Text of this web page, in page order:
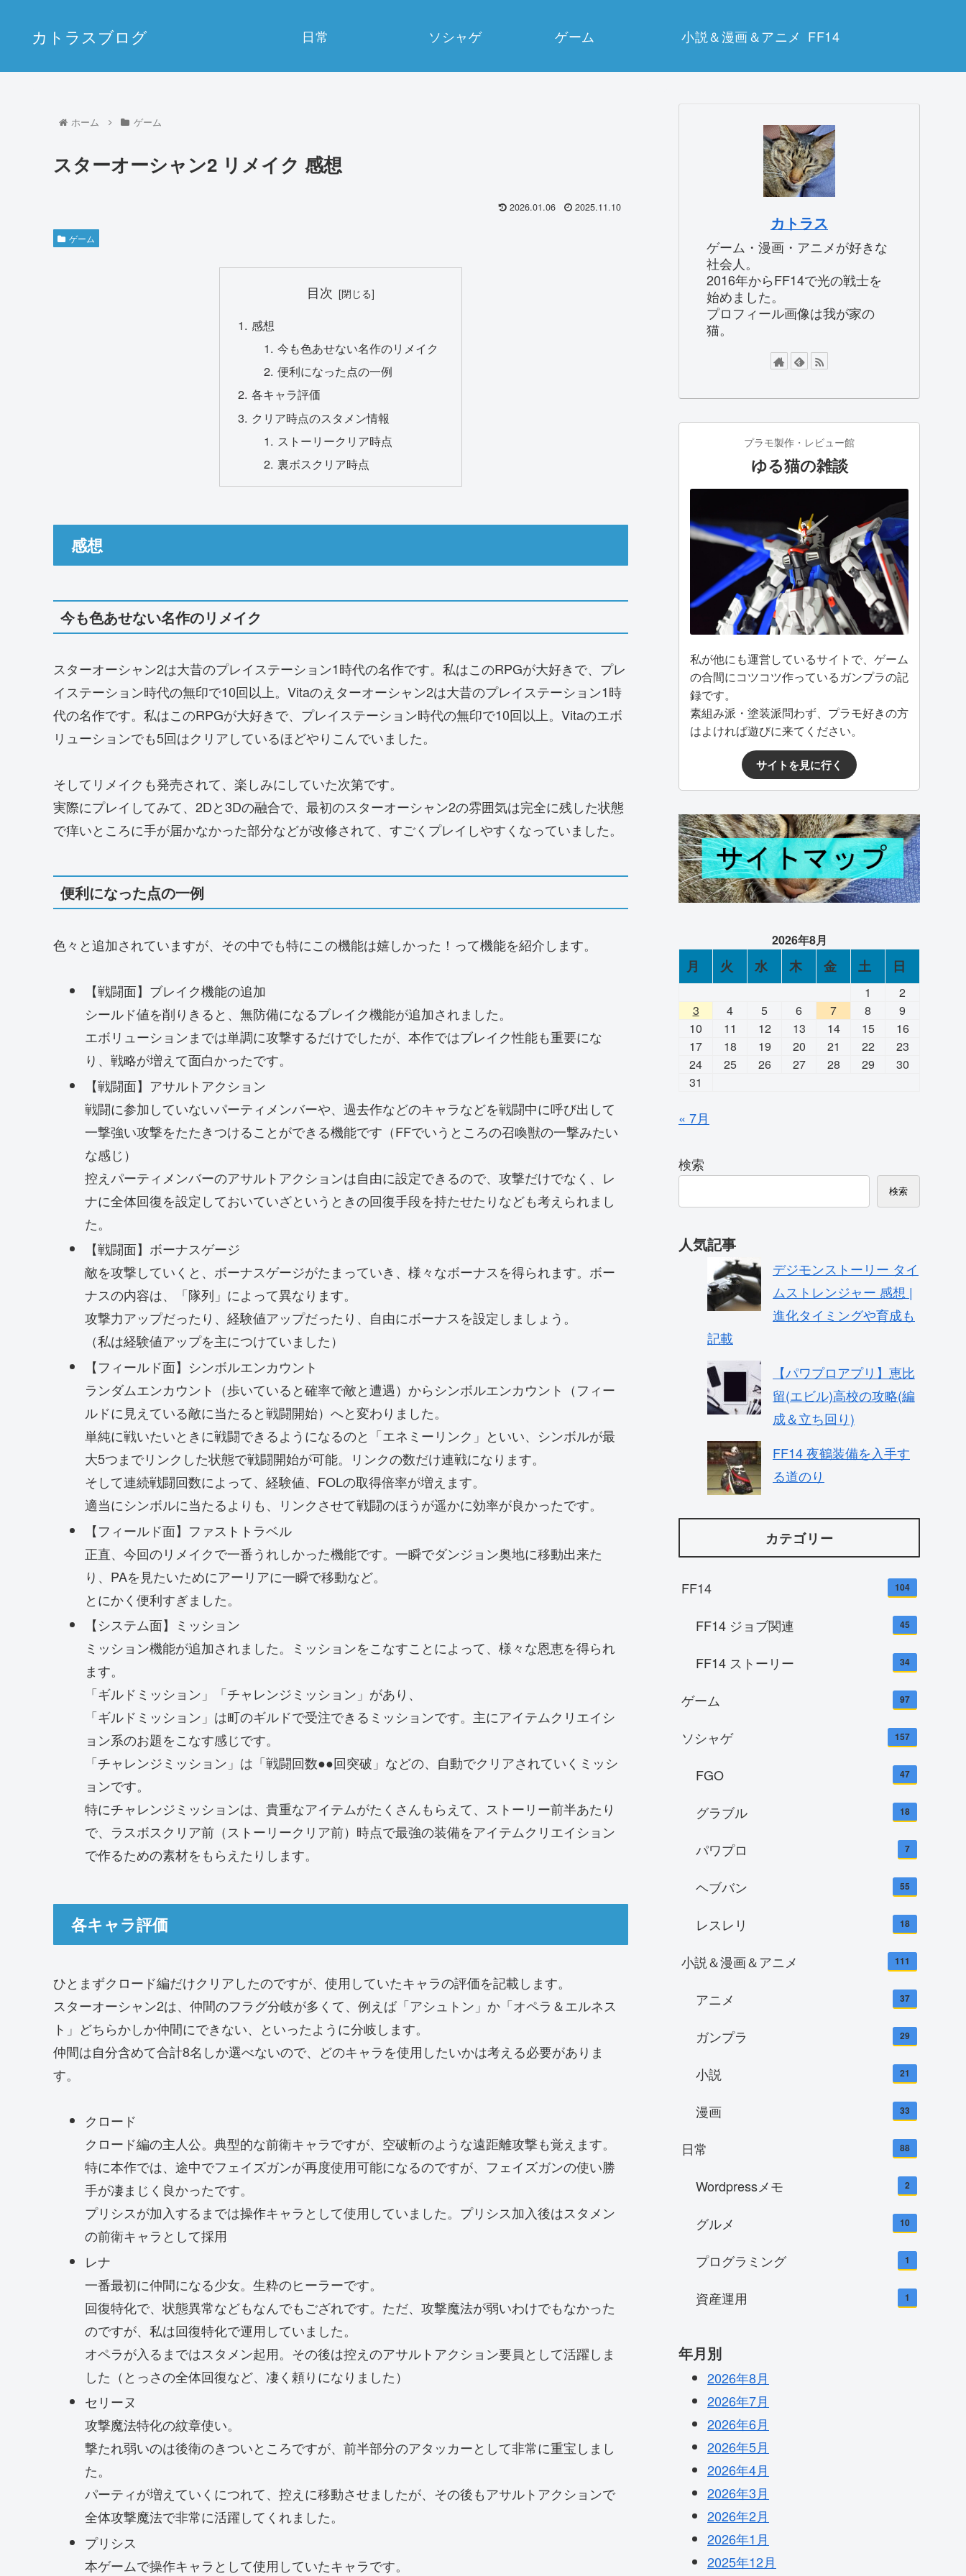
カトラスブログ 日常 ソシャゲ ゲーム 小説＆漫画＆アニメ FF14
ホーム ゲーム
スターオーシャン2 リメイク 感想
2026.01.06 2025.11.10
ゲーム
目次
感想
今も色あせない名作のリメイク
便利になった点の一例
各キャラ評価
クリア時点のスタメン情報
ストーリークリア時点
裏ボスクリア時点
感想
今も色あせない名作のリメイク
スターオーシャン2は大昔のプレイステーション1時代の名作です。私はこのRPGが大好きで、プレ
イステーション時代の無印で10回以上。Vitaのえターオーシャン2は大昔のプレイステーション1時
代の名作です。私はこのRPGが大好きで、プレイステーション時代の無印で10回以上。Vitaのエボ
リューションでも5回はクリアしているほどやりこんでいました。
そしてリメイクも発売されて、楽しみにしていた次第です。
実際にプレイしてみて、2Dと3Dの融合で、最初のスターオーシャン2の雰囲気は完全に残した状態
で痒いところに手が届かなかった部分などが改修されて、すごくプレイしやすくなっていました。
便利になった点の一例
色々と追加されていますが、その中でも特にこの機能は嬉しかった！って機能を紹介します。
【戦闘面】ブレイク機能の追加
シールド値を削りきると、無防備になるブレイク機能が追加されました。
エボリューションまでは単調に攻撃するだけでしたが、本作ではブレイク性能も重要にな
り、戦略が増えて面白かったです。
【戦闘面】アサルトアクション
戦闘に参加していないパーティメンバーや、過去作などのキャラなどを戦闘中に呼び出して
一撃強い攻撃をたたきつけることができる機能です（FFでいうところの召喚獣の一撃みたい
な感じ）
控えパーティメンバーのアサルトアクションは自由に設定できるので、攻撃だけでなく、レ
ナに全体回復を設定しておいていざというときの回復手段を持たせたりなども考えられまし
た。
【戦闘面】ボーナスゲージ
敵を攻撃していくと、ボーナスゲージがたまっていき、様々なボーナスを得られます。ボー
ナスの内容は、「隊列」によって異なります。
攻撃力アップだったり、経験値アップだったり、自由にボーナスを設定しましょう。
（私は経験値アップを主につけていました）
【フィールド面】シンボルエンカウント
ランダムエンカウント（歩いていると確率で敵と遭遇）からシンボルエンカウント（フィー
ルドに見えている敵に当たると戦闘開始）へと変わりました。
単純に戦いたいときに戦闘できるようになるのと「エネミーリンク」といい、シンボルが最
大5つまでリンクした状態で戦闘開始が可能。リンクの数だけ連戦になります。
そして連続戦闘回数によって、経験値、FOLの取得倍率が増えます。
適当にシンボルに当たるよりも、リンクさせて戦闘のほうが遥かに効率が良かったです。
【フィールド面】ファストトラベル
正直、今回のリメイクで一番うれしかった機能です。一瞬でダンジョン奥地に移動出来た
り、PAを見たいためにアーリアに一瞬で移動など。
とにかく便利すぎました。
【システム面】ミッション
ミッション機能が追加されました。ミッションをこなすことによって、様々な恩恵を得られ
ます。
「ギルドミッション」「チャレンジミッション」があり、
「ギルドミッション」は町のギルドで受注できるミッションです。主にアイテムクリエイシ
ョン系のお題をこなす感じです。
「チャレンジミッション」は「戦闘回数●●回突破」などの、自動でクリアされていくミッシ
ョンです。
特にチャレンジミッションは、貴重なアイテムがたくさんもらえて、ストーリー前半あたり
で、ラスボスクリア前（ストーリークリア前）時点で最強の装備をアイテムクリエイション
で作るための素材をもらえたりします。
各キャラ評価
ひとまずクロード編だけクリアしたのですが、使用していたキャラの評価を記載します。
スターオーシャン2は、仲間のフラグ分岐が多くて、例えば「アシュトン」か「オペラ＆エルネス
ト」どちらかしか仲間にできない、といったように分岐します。
仲間は自分含めて合計8名しか選べないので、どのキャラを使用したいかは考える必要がありま
す。
クロード
クロード編の主人公。典型的な前衛キャラですが、空破斬のような遠距離攻撃も覚えます。
特に本作では、途中でフェイズガンが再度使用可能になるのですが、フェイズガンの使い勝
手が凄まじく良かったです。
プリシスが加入するまでは操作キャラとして使用していました。プリシス加入後はスタメン
の前衛キャラとして採用
レナ
一番最初に仲間になる少女。生粋のヒーラーです。
回復特化で、状態異常などもなんでもござれです。ただ、攻撃魔法が弱いわけでもなかった
のですが、私は回復特化で運用していました。
オペラが入るまではスタメン起用。その後は控えのアサルトアクション要員として活躍しま
した（とっさの全体回復など、凄く頼りになりました）
セリーヌ
攻撃魔法特化の紋章使い。
撃たれ弱いのは後衛のきついところですが、前半部分のアタッカーとして非常に重宝しまし
た。
パーティが増えていくにつれて、控えに移動させましたが、その後もアサルトアクションで
全体攻撃魔法で非常に活躍してくれました。
プリシス
本ゲームで操作キャラとして使用していたキャラです。
カトラス
ゲーム・漫画・アニメが好きな
社会人。
2016年からFF14で光の戦士を
始めました。
プロフィール画像は我が家の
猫。
プラモ製作・レビュー館
ゆる猫の雑談
私が他にも運営しているサイトで、ゲーム
の合間にコツコツ作っているガンプラの記
録です。
素組み派・塗装派問わず、プラモ好きの方
はよければ遊びに来てください。
サイトを見に行く
2026年8月
月 火 水 木 金 土 日
1
2
3
4 5 6 7 8
9
10
11 12 13 14 15
16
17
18 19 20 21 22
23
24
25 26 27 28 29
30
31
« 7月
検索
検索
人気記事
デジモンストーリー タイ
ムストレンジャー 感想 |
進化タイミングや育成も
記載
【パワプロアプリ】恵比
留(エビル)高校の攻略(編
成＆立ち回り)
FF14 夜鶴装備を入手す
る道のり
カテゴリー
FF14 104
FF14 ジョブ関連 45
FF14 ストーリー 34
ゲーム 97
ソシャゲ 157
FGO 47
グラブル 18
パワプロ 7
ヘブバン 55
レスレリ 18
小説＆漫画＆アニメ 111
アニメ 37
ガンプラ 29
小説 21
漫画 33
日常 88
Wordpressメモ 2
グルメ 10
プログラミング 1
資産運用 1
年月別
2026年8月
2026年7月
2026年6月
2026年5月
2026年4月
2026年3月
2026年2月
2026年1月
2025年12月